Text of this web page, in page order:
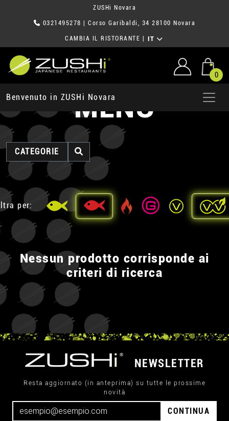
ZUSHi Novara
0321495278 | Corso Garibaldi, 34 28100 Novara
CAMBIA IL RISTORANTE IT
0
Benvenuto in ZUSHi NovaraMENU
CATEGORIE
per:
Nessun prodotto corrisponde ai
criteri di ricerca
NEWSLETTER
Resta aggiornato (in anteprima) su tutte le prossime
novità
CONTINUA